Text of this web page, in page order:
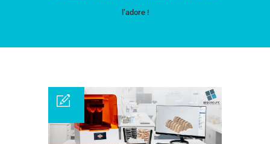
l’adore !